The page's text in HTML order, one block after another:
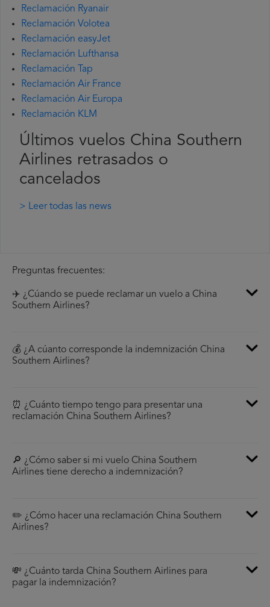
Reclamación Ryanair
Reclamación Volotea
Reclamación easyJet
Reclamación Lufthansa
Reclamación Tap
Reclamación Air France
Reclamación Air Europa
Reclamación KLM
Últimos vuelos China Southern
Airlines retrasados o
cancelados
> Leer todas las news
Preguntas frecuentes:
✈️ ¿Cúando se puede reclamar un vuelo a China
Southern Airlines?
💰 ¿A cúanto corresponde la indemnización China
Southern Airlines?
⏰ ¿Cuánto tiempo tengo para presentar una
reclamación China Southern Airlines?
🔎 ¿Cómo saber si mi vuelo China Southern
Airlines tiene derecho a indemnización?
✏️ ¿Cómo hacer una reclamación China Southern
Airlines?
💸 ¿Cuánto tarda China Southern Airlines para
pagar la indemnización?